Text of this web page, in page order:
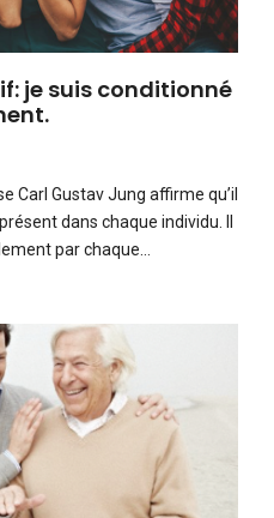
je suis conditionné
Carl Gustav Jung affirme qu’il
dans chaque individu. Il
par chaque…